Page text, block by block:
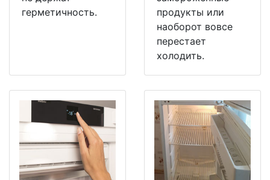
герметичность.
продукты или
наоборот вовсе
перестает
холодить.